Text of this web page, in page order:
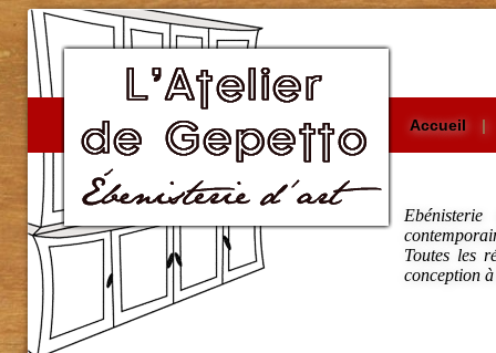
Accueil |
Toutes les
conception